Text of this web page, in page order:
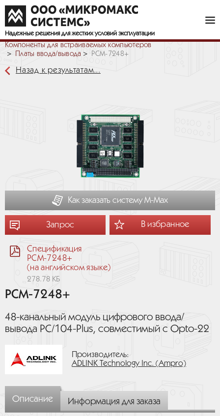
Надежные решения для жестких условий эксплуатации
Компоненты для встраиваемых компьютеров
Платы ввода/вывода
PCM-7248+
Назад к результатам...
Как заказать систему М-Мах
Запрос В избранное
Спецификация
PCM-7248+
(на английском языке)
278.78 КБ
PCM-7248+
48-канальный модуль цифрового ввода/
вывода PC/104-Plus, совместимый с Opto-22
Производитель:
ADLINK Technology Inc. (Ampro)
Описание Информация для заказа